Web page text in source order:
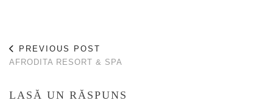
PREVIOUS POST
AFRODITA RESORT & SPA
LASĂ UN RĂSPUNS